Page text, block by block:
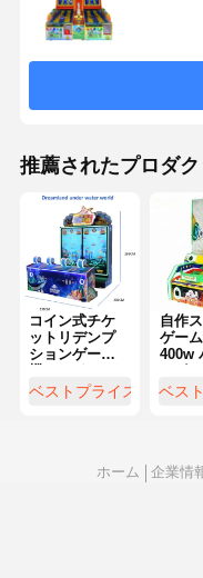
推薦されたプロダク
コイン式チケ
ットリデンプ
ションゲーム
ズ対応 ODM
ベストプライス
自作
ゲー
400w
クー
ベス
ホーム 企業情